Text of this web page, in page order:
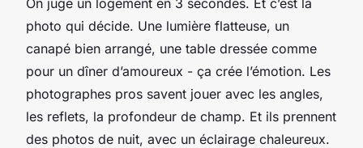
photo qui décide. Une lumière flatteuse, un
canapé bien arrangé, une table dressée comme
pour un dîner d’amoureux - ça crée l’émotion. Les
photographes pros savent jouer avec les angles,
les reflets, la profondeur de champ. Et ils prennent
des photos de nuit, avec un éclairage chaleureux.